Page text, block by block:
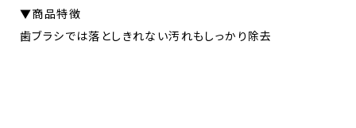
▼商品特徴
歯ブラシでは落としきれない汚れもしっかり除去